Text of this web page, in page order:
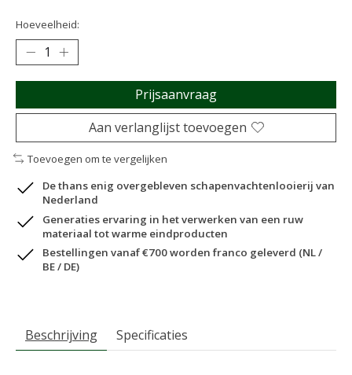
Hoeveelheid:
Prijsaanvraag
Aan verlanglijst toevoegen
Toevoegen om te vergelijken
De thans enig overgebleven schapenvachtenlooierij van
Nederland
Generaties ervaring in het verwerken van een ruw
materiaal tot warme eindproducten
Bestellingen vanaf €700 worden franco geleverd (NL /
BE / DE)
Beschrijving Specificaties